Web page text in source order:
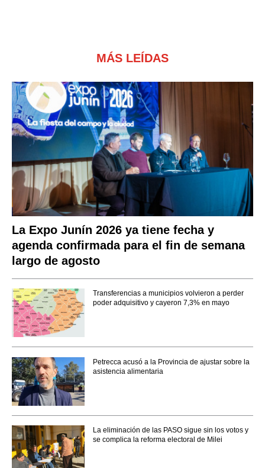
MÁS LEÍDAS
La Expo Junín 2026 ya tiene fecha y
agenda confirmada para el fin de semana
largo de agosto
Transferencias a municipios volvieron a perder
poder adquisitivo y cayeron 7,3% en mayo
Petrecca acusó a la Provincia de ajustar sobre la
asistencia alimentaria
La eliminación de las PASO sigue sin los votos y
se complica la reforma electoral de Milei